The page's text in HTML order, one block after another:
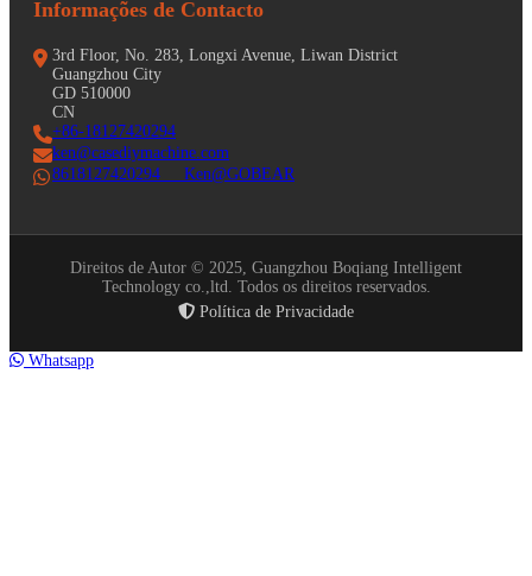
Informações de Contacto
3rd Floor, No. 283, Longxi Avenue, Liwan District
Guangzhou City
GD 510000
CN
+86-18127420294
ken@casediymachine.com
8618127420294 Ken@GOBEAR
Direitos de Autor © 2025, Guangzhou Boqiang Intelligent
Technology co.,ltd. Todos os direitos reservados.
Política de Privacidade
Whatsapp